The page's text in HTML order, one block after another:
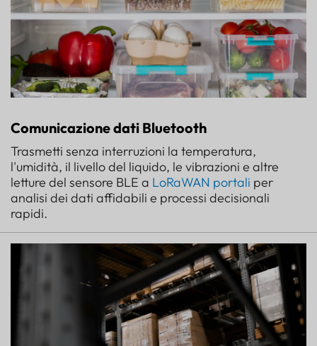
Comunicazione dati Bluetooth
Trasmetti senza interruzioni la temperatura,
l'umidità, il livello del liquido, le vibrazioni e altre
letture del sensore BLE a LoRaWAN portali per
analisi dei dati affidabili e processi decisionali
rapidi.